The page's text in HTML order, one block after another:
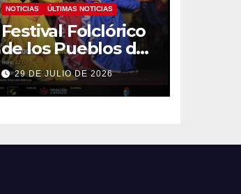
NOTICIAS ÚLTIMAS NOTICIAS
Festival Folclórico
de los Pueblos del
Mundo
29 DE JULIO DE 2026